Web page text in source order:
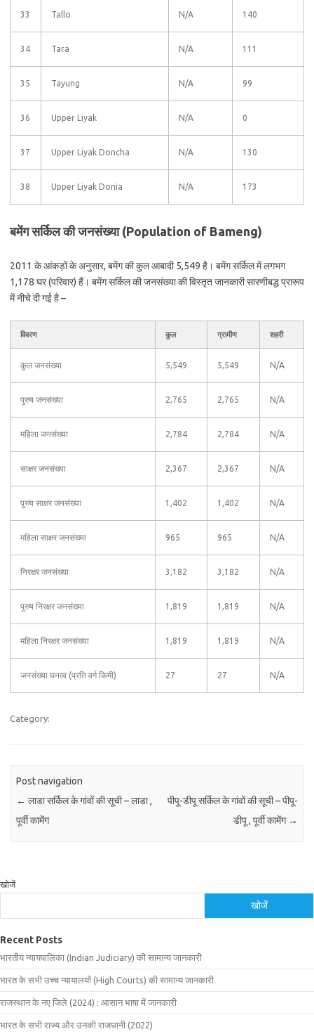
33 Tallo N/A 140
34 Tara N/A 111
35 Tayung N/A 99
36 Upper Liyak N/A 0
37 Upper Liyak Doncha N/A 130
38 Upper Liyak Donia N/A 173
बमेंग सर्किल की जनसंख्या (Population of Bameng)
2011 के आंकड़ों के अनुसार, बमेंग की कुल आबादी 5,549 है। बमेंग सर्किल में लगभग
1,178 घर (परिवार) हैं। बमेंग सर्किल की जनसंख्या की विस्तृत जानकारी सारणीबद्ध प्रारूप
में नीचे दी गई है –
विवरण कुल ग्रामीण शहरी
कुल जनसंख्या 5,549 5,549 N/A
पुरुष जनसंख्या 2,765 2,765 N/A
महिला जनसंख्या 2,784 2,784 N/A
साक्षर जनसंख्या 2,367 2,367 N/A
पुरुष साक्षर जनसंख्या 1,402 1,402 N/A
महिला साक्षर जनसंख्या 965 965 N/A
निरक्षर जनसंख्या 3,182 3,182 N/A
पुरुष निरक्षर जनसंख्या 1,819 1,819 N/A
महिला निरक्षर जनसंख्या 1,819 1,819 N/A
जनसंख्या घनत्व (प्रति वर्ग किमी) 27 27 N/A
Category:
Post navigation
← लाडा सर्किल के गांवों की सूची – लाडा ,
पूर्वी कामेंग
पीपू-डीपू सर्किल के गांवों की सूची – पीपू-
डीपू , पूर्वी कामेंग →
खोजें
खोजें
Recent Posts
भारतीय न्यायपालिका (Indian Judiciary) की सामान्य जानकारी
भारत के सभी उच्च न्यायालयों (High Courts) की सामान्य जानकारी
राजस्थान के नए जिले (2024) : आसान भाषा में जानकारी
भारत के सभी राज्य और उनकी राजधानी (2022)